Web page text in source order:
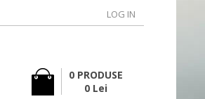
LOG IN
0 PRODUSE
0 Lei